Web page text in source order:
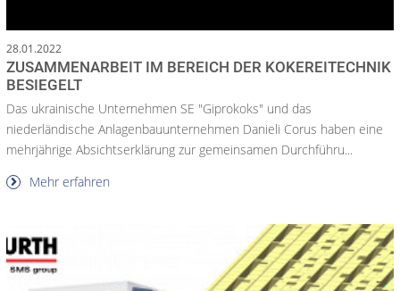
28.01.2022
ZUSAMMENARBEIT IM BEREICH DER KOKEREITECHNIK
BESIEGELT
Das ukrainische Unternehmen SE "Giprokoks" und das
niederländische Anlagenbauunternehmen Danieli Corus haben eine
mehrjährige Absichtserklärung zur gemeinsamen Durchführu...
Mehr erfahren